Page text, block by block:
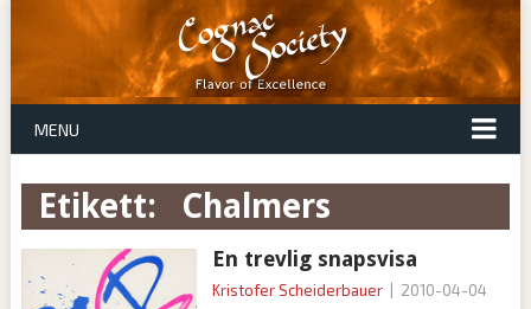
MENU
Etikett: chalmers
En trevlig snapsvisa
Kristofer Scheiderbauer 2010-04-04